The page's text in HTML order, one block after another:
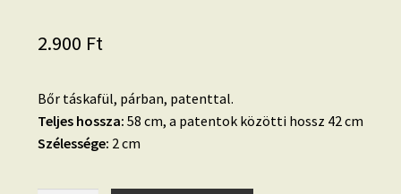
2.900 Ft
Bőr táskafül, párban, patenttal.
Teljes hossza: 58 cm, a patentok közötti hossz 42 cm
Szélessége: 2 cm